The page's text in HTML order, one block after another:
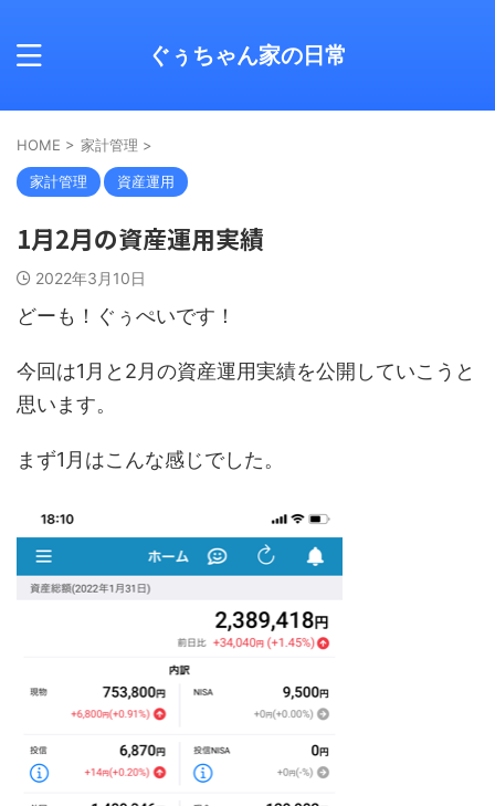
ぐぅちゃん家の日常
HOME > 家計管理 >
家計管理 資産運用
1月2月の資産運用実績
2022年3月10日
どーも！ぐぅぺいです！
今回は1月と2月の資産運用実績を公開していこうと
思います。
まず1月はこんな感じでした。